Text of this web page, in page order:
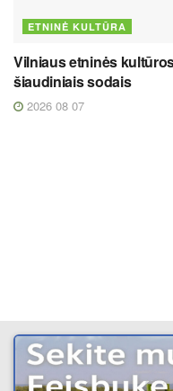
ETNINĖ KULTŪRA
Vilniaus etninės
šiaudiniais sodais
2026 08 07